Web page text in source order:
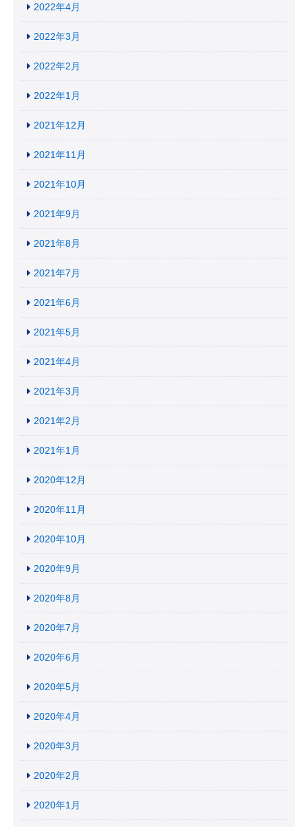
2022年4月
2022年3月
2022年2月
2022年1月
2021年12月
2021年11月
2021年10月
2021年9月
2021年8月
2021年7月
2021年6月
2021年5月
2021年4月
2021年3月
2021年2月
2021年1月
2020年12月
2020年11月
2020年10月
2020年9月
2020年8月
2020年7月
2020年6月
2020年5月
2020年4月
2020年3月
2020年2月
2020年1月